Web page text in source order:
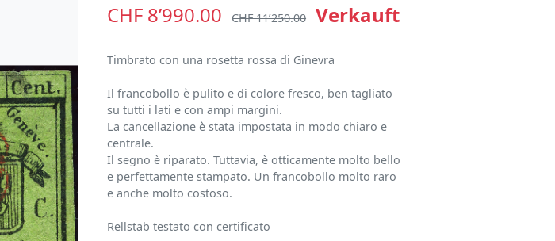
CHF 8’990.00 CHF 11’250.00 Verkauft
Timbrato con una rosetta rossa di Ginevra
Il francobollo è pulito e di colore fresco, ben tagliato
su tutti i lati e con ampi margini.
La cancellazione è stata impostata in modo chiaro e
centrale.
Il segno è riparato. Tuttavia, è otticamente molto bello
e perfettamente stampato. Un francobollo molto raro
e anche molto costoso.
Rellstab testato con certificato